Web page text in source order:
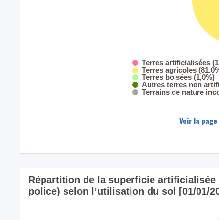
Terres artificialisées
Terres agricoles
Terres boisées (1,0%)
Autres terres non
Terrains de nature
Voir la
Répartition de la superficie artificialisée
police) selon l’utilisation du sol [01/01/